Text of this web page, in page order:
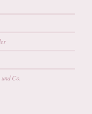
Co.